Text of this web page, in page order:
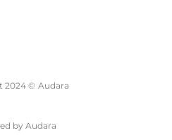
2024 © Audara
by Audara